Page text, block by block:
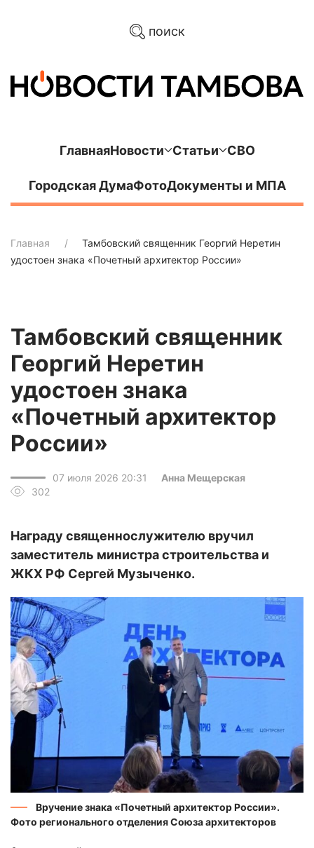
поиск
ГлавнаяНовости Статьи СВО
Городская ДумаФотоДокументы и МПА
Главная
Тамбовский священник Георгий Неретин
удостоен знака «Почетный архитектор России»
Тамбовский священник
Георгий Неретин
удостоен знака
«Почетный архитектор
России»
07 июля 2026 20:31
Анна Мещерская
302
Награду священнослужителю вручил
заместитель министра строительства и
ЖКХ РФ Сергей Музыченко.
Вручение знака «Почетный архитектор России».
Фото регионального отделения Союза архитекторов